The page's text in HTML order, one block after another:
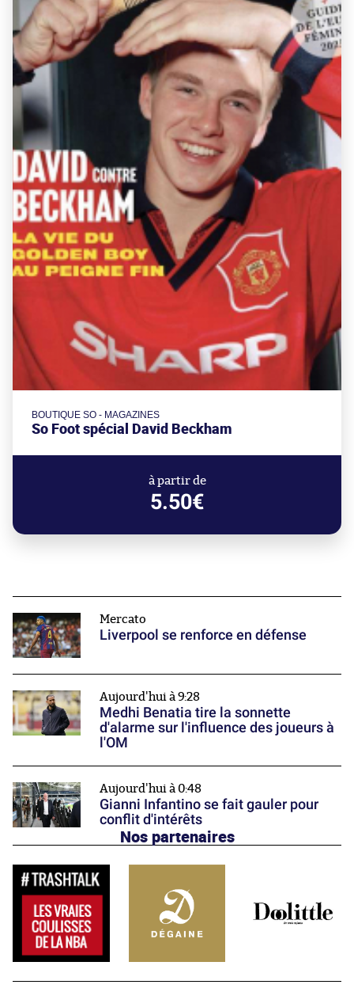
BOUTIQUE SO - MAGAZINES
So Foot spécial David Beckham
à partir de
5.50€
Mercato
Liverpool se renforce en défense
Aujourd'hui à 9:28
Medhi Benatia tire la sonnette
d'alarme sur l'influence des joueurs à
l'OM
Aujourd'hui à 0:48
Gianni Infantino se fait gauler pour
conflit d'intérêts
Nos partenaires